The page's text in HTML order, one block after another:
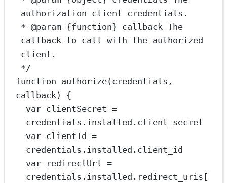
authorization client credentials.
* @param {function} callback The
callback to call with the authorized
client.
*/
function authorize(credentials
callback) {
var clientSecret =
credentials.installed.client_secret
var clientId =
credentials.installed.client_id
var redirectUrl =
credentials.installed.redirect_uris[